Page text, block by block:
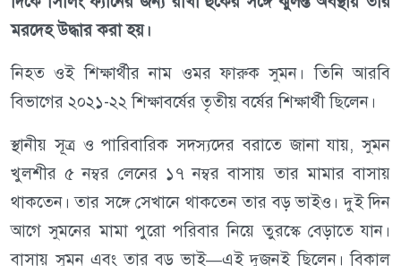
মরদেহ উদ্ধার করা হয়।
নিহত ওই শিক্ষার্থীর নাম ওমর ফারুক সুমন। তিনি আরবি
বিভাগের ২০২১-২২ শিক্ষাবর্ষের তৃতীয় বর্ষের শিক্ষার্থী ছিলেন।
স্থানীয় সূত্র ও পারিবারিক সদস্যদের বরাতে জানা যায়, সুমন
খুলশীর ৫ নম্বর লেনের ১৭ নম্বর বাসায় তার মামার বাসায়
থাকতেন। তার সঙ্গে সেখানে থাকতেন তার বড় ভাইও। দুই দিন
আগে সুমনের মামা পুরো পরিবার নিয়ে তুরস্কে বেড়াতে যান।
বাসায় সুমন এবং তার বড় ভাই—এই দুজনই ছিলেন। বিকাল